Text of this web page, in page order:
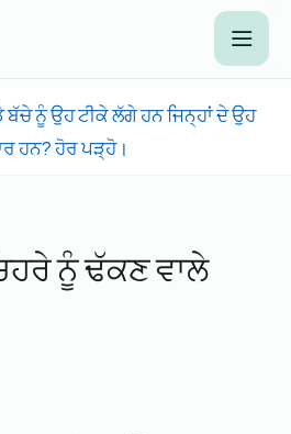
ਬੱਚੇ ਨੂੰ ਉਹ ਟੀਕੇ ਲੱਗੇ ਹਨ ਜਿਨ੍ਹਾਂ ਦੇ ਉਹ
ਹਨ? ਹੋਰ ਪੜ੍ਹੋ।
ਨੂੰ ਢੱਕਣ ਵਾਲੇ